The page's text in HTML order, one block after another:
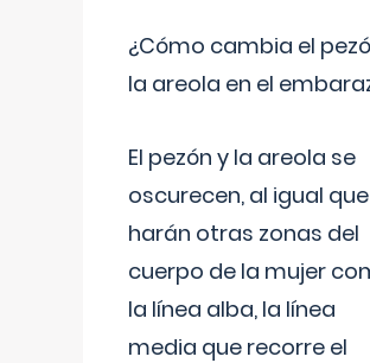
¿Cómo cambia el
la areola en el
El pezón y la areola se
oscurecen, al igual
harán otras zonas del
cuerpo de la mujer
la línea alba, la línea
media que recorre el